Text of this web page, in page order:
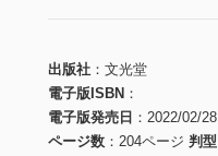
出版社
文光堂
電子版ISBN
電子版発売日
2022/02/28
ページ数
204ページ 判型